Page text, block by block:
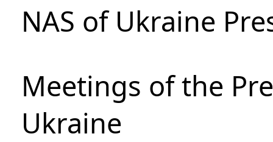
NAS of Ukraine
Meetings of the
Ukraine